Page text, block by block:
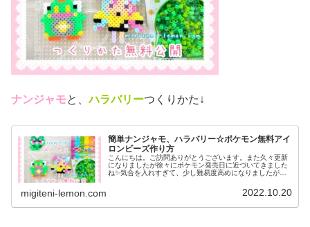
ナンジャモと、ハラバリーつくりかた↓
簡単ナンジャモ、ハラバリー☆ポケモン無料アイ
ロンビーズ作り方
こんにちは。ご訪問ありがとうございます。また久々更新
になりましたが徐々にポケモン発売日に近づいてきました
ね✨気合を入れすぎて、少し難易度高めになりましたがぜ
migiteni-lemon.com 2022.10.20